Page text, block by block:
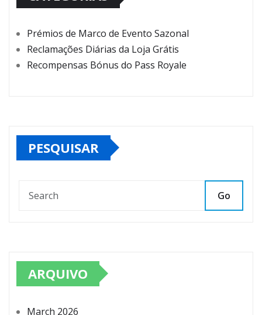
Prémios de Marco de Evento Sazonal
Reclamações Diárias da Loja Grátis
Recompensas Bónus do Pass Royale
PESQUISAR
Go
ARQUIVO
March 2026